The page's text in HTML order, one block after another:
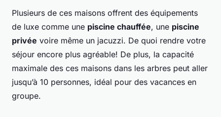
Plusieurs de ces maisons offrent des équipements
de luxe comme une piscine chauffée, une piscine
privée voire même un jacuzzi. De quoi rendre votre
séjour encore plus agréable! De plus, la capacité
maximale des ces maisons dans les arbres peut aller
jusqu’à 10 personnes, idéal pour des vacances en
groupe.